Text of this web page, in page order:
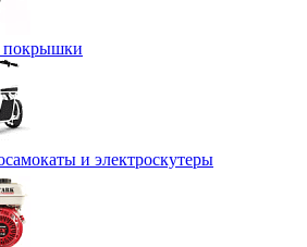
покрышки
и электроскутеры